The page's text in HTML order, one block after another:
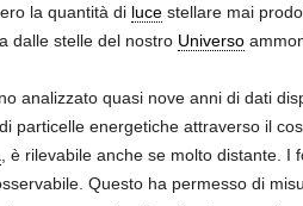
la quantità di lucestellare mai
dalle stelle del nostro Universo
analizzato quasi nove anni di dati
particelle energetiche attraverso il
, è rilevabile anche se molto distante. I
Questo ha permesso di